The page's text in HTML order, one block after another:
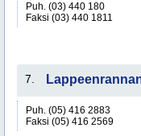
Puh. (03) 440 180
Faksi (03) 440 1811
7.
Puh. (05) 416 2883
Faksi (05) 416 2569